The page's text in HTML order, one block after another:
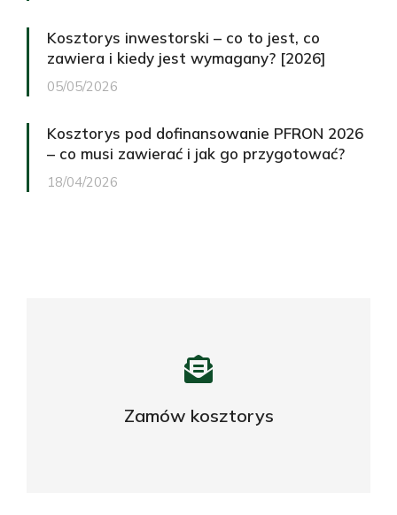
Kosztorys inwestorski – co to jest, co
zawiera i kiedy jest wymagany? [2026]
05/05/2026
Kosztorys pod dofinansowanie PFRON 2026
– co musi zawierać i jak go przygotować?
18/04/2026
Zamów kosztorys
Potrzebujesz profesjonalnego
kosztorysu?